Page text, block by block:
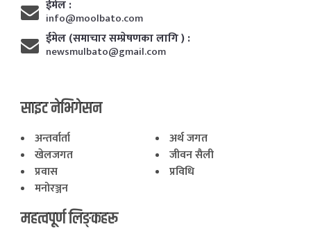
ईमेल :
info@moolbato.com
ईमेल (समाचार सम्प्रेषणका लागि ) :
newsmulbato@gmail.com
साइट नेभिगेसन
अन्तर्वार्ता
अर्थ जगत
खेलजगत
जीवन सैली
प्रवास
प्रविधि
मनोरञ्जन
महत्वपूर्ण लिङ्कहरू